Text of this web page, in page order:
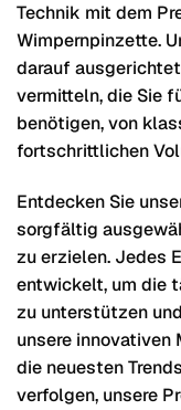
Technik mit dem
Wimpernpinzette.
darauf
vermitteln, die Sie
benötigen, von
fortschrittlichen
Entdecken Sie
sorgfältig
zu erzielen. Jedes
entwickelt, um die
zu unterstützen
unsere innovativen
die neuesten
verfolgen, unsere